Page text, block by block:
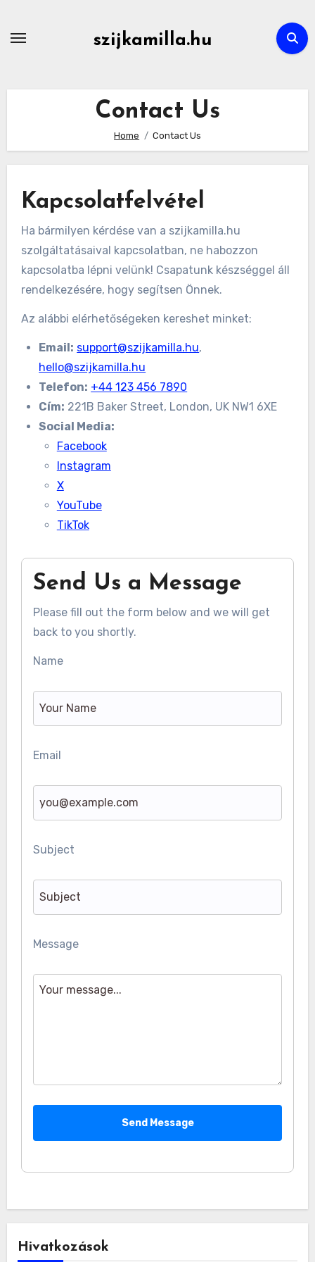
szijkamilla.hu
Contact Us
Home Contact Us
Kapcsolatfelvétel
Ha bármilyen kérdése van a szijkamilla.hu
szolgáltatásaival kapcsolatban, ne habozzon
kapcsolatba lépni velünk! Csapatunk készséggel áll
rendelkezésére, hogy segítsen Önnek.
Az alábbi elérhetőségeken kereshet minket:
Email: support@szijkamilla.hu,
hello@szijkamilla.hu
Telefon: +44 123 456 7890
Cím: 221B Baker Street, London, UK NW1 6XE
Social Media:
Facebook
Instagram
X
YouTube
TikTok
Send Us a Message
Please fill out the form below and we will get
back to you shortly.
Name
Email
Subject
Message
Send Message
Hivatkozások